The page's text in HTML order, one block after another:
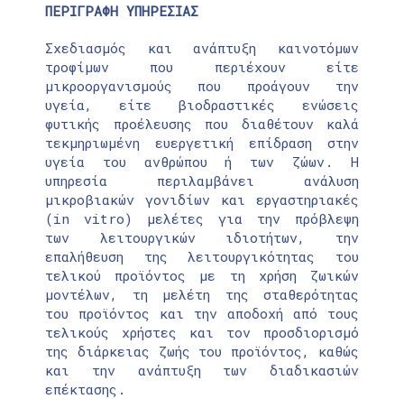
ΠΕΡΙΓΡΑΦΗ ΥΠΗΡΕΣΙΑΣ
Σχεδιασμός και ανάπτυξη καινοτόμων
τροφίμων που περιέχουν είτε
μικροοργανισμούς που προάγουν την
υγεία, είτε βιοδραστικές ενώσεις
φυτικής προέλευσης που διαθέτουν καλά
τεκμηριωμένη ευεργετική επίδραση στην
υγεία του ανθρώπου ή των ζώων. Η
υπηρεσία περιλαμβάνει ανάλυση
μικροβιακών γονιδίων και εργαστηριακές
(in vitro) μελέτες για την πρόβλεψη
των λειτουργικών ιδιοτήτων, την
επαλήθευση της λειτουργικότητας του
τελικού προϊόντος με τη χρήση ζωικών
μοντέλων, τη μελέτη της σταθερότητας
του προϊόντος και την αποδοχή από τους
τελικούς χρήστες και τον προσδιορισμό
της διάρκειας ζωής του προϊόντος, καθώς
και την ανάπτυξη των διαδικασιών
επέκτασης.